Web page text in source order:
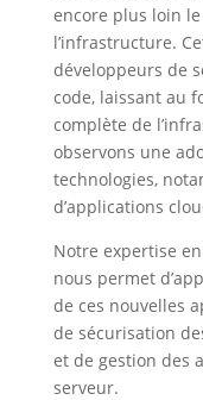
encore plus loin
l’infrastructure.
développeurs de
code, laissant au
complète de
observons une
technologies,
d’applications
Notre expertise
nous permet
de ces nouvelles
de sécurisation
et de gestion des
serveur.